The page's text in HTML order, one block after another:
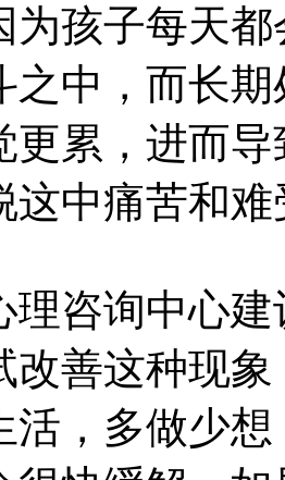
为孩子每天
之中，而长
更累，进而
这中痛苦和难
理咨询中心
改善这种现
活，多做少